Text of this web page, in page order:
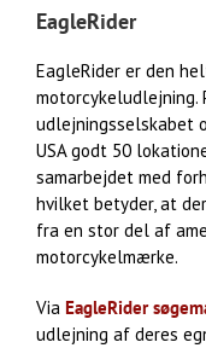
EagleRider
EagleRider er den
motorcykeludlejning.
udlejningsselskabet
USA godt 50
samarbejdet med
hvilket betyder, at
fra en stor del af
motorcykelmærke.
Via EagleRider
udlejning af deres